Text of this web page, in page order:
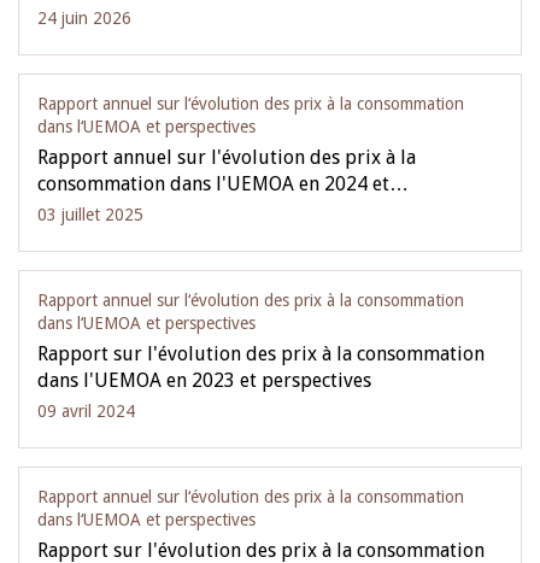
24 juin 2026
Rapport annuel sur l‘évolution des prix à la consommation
dans l‘UEMOA et perspectives
Rapport annuel sur l'évolution des prix à la
consommation dans l'UEMOA en 2024 et…
03 juillet 2025
Rapport annuel sur l‘évolution des prix à la consommation
dans l‘UEMOA et perspectives
Rapport sur l'évolution des prix à la consommation
dans l'UEMOA en 2023 et perspectives
09 avril 2024
Rapport annuel sur l‘évolution des prix à la consommation
dans l‘UEMOA et perspectives
Rapport sur l'évolution des prix à la consommation